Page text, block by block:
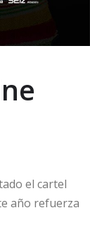
el cartel
año refuerza